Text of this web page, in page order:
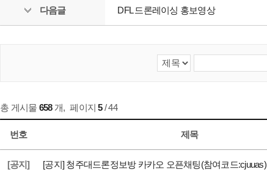
다음글 DFL 드론레이싱 홍보영상
총 게시물 658개, 페이지5/ 44
번호 제목
[공지] [공지] 청주대드론정보방 카카오 오픈채팅(참여코드:cjuuas)